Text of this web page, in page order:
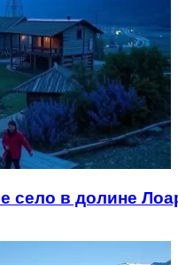
село в долине